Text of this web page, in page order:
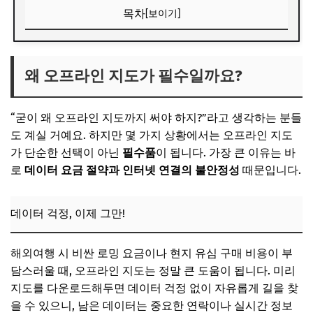
목차[보이기]
데이터 걱정, 이제 그만!
어디서든, 언제든 안심하고!
📌 지금 뜨는 꿀정보! 놓치지 마세요
추가할인 코드 WRVE6
오프라인 지도는 어떻게 작동할까요?
📌 지금 뜨는 꿀정보! 놓치지 마세요
구글맵 없이 길 찾는 명품 앱 5선
1. MAPS.ME: 세계 각지의 상세 지도, 오프라인 내비게이션까
왜 오프라인 지도가 필수일까요?
“굳이 왜 오프라인 지도까지 써야 하지?”라고 생각하는 분들
도 계실 거예요. 하지만 몇 가지 상황에서는 오프라인 지도
가 단순한 선택이 아닌 필수품이 됩니다. 가장 큰 이유는 바
로 데이터 요금 절약과 인터넷 연결의 불안정성 때문입니다.
데이터 걱정, 이제 그만!
해외여행 시 비싼 로밍 요금이나 현지 유심 구매 비용이 부
담스러울 때, 오프라인 지도는 정말 큰 도움이 됩니다. 미리
지도를 다운로드해두면 데이터 걱정 없이 자유롭게 길을 찾
을 수 있으니, 남은 데이터는 중요한 연락이나 실시간 정보